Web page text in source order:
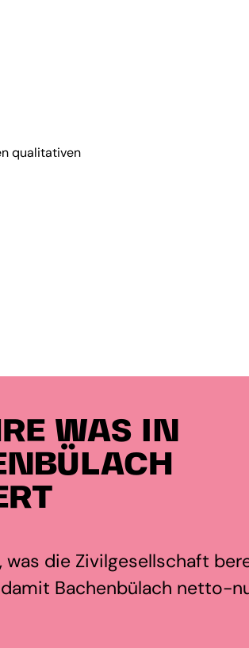
qualitativen
WAS IN
was die Zivilgesellschaft
Bachenbülach netto-